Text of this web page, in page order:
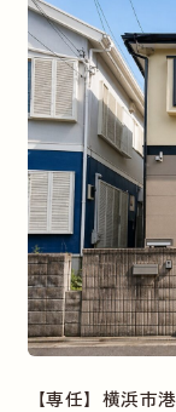
【専任】横浜市